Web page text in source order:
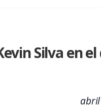
Silva en el
abril